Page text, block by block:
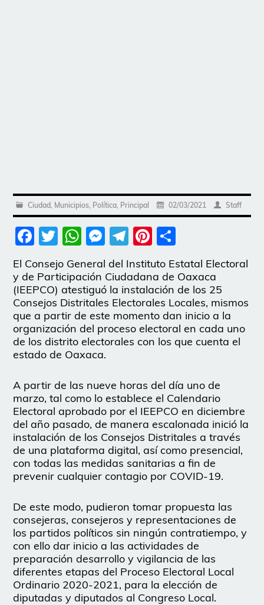
Ciudad Municipios Política Principal 02/03/2021 Staff
Facebook
Twitter
WhatsApp
Messenger
Telegram
Pinterest
El Consejo General del Instituto Estatal Electoral
y de Participación Ciudadana de Oaxaca
(IEEPCO) atestiguó la instalación de los 25
Consejos Distritales Electorales Locales, mismos
que a partir de este momento dan inicio a la
organización del proceso electoral en cada uno
de los distrito electorales con los que cuenta el
estado de Oaxaca.
A partir de las nueve horas del día uno de
marzo, tal como lo establece el Calendario
Electoral aprobado por el IEEPCO en diciembre
del año pasado, de manera escalonada inició la
instalación de los Consejos Distritales a través
de una plataforma digital, así como presencial,
con todas las medidas sanitarias a fin de
prevenir cualquier contagio por COVID-19.
De este modo, pudieron tomar propuesta las
consejeras, consejeros y representaciones de
los partidos políticos sin ningún contratiempo, y
con ello dar inicio a las actividades de
preparación desarrollo y vigilancia de las
diferentes etapas del Proceso Electoral Local
Ordinario 2020-2021, para la elección de
diputadas y diputados al Congreso Local.